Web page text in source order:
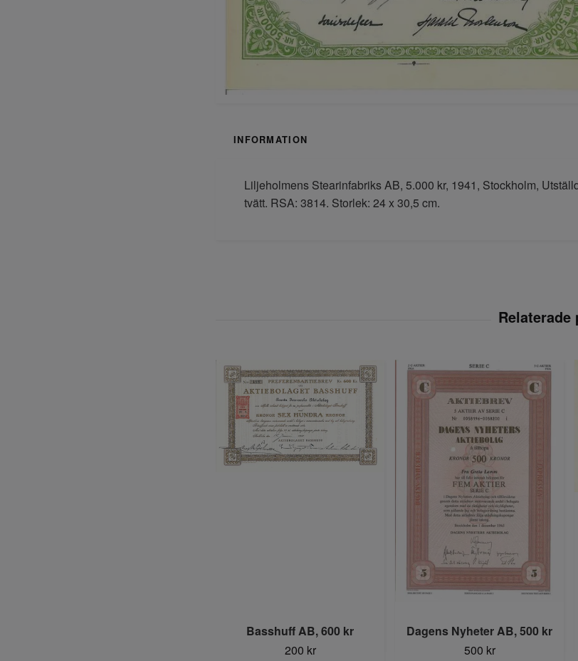
INFORMATION
Liljeholmens Stearinfabriks AB, 5.000 kr, 1941, Stockholm,
tvätt. RSA: 3814. Storlek: 24 x 30,5 cm.
Basshuff AB, 600 kr
200 kr
Dagens Nyheter AB, 500 kr
500 kr